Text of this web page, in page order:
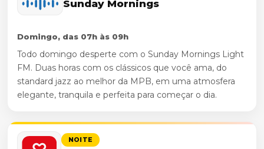
Sunday Mornings
Domingo, das 07h às 09h
Todo domingo desperte com o Sunday Mornings Light
FM. Duas horas com os clássicos que você ama, do
standard jazz ao melhor da MPB, em uma atmosfera
elegante, tranquila e perfeita para começar o dia.
NOITE